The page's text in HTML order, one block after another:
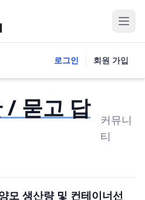
로그인 회원 가입
/ 묻고 답
커뮤니
티
모 생산량 및 컨테이너선